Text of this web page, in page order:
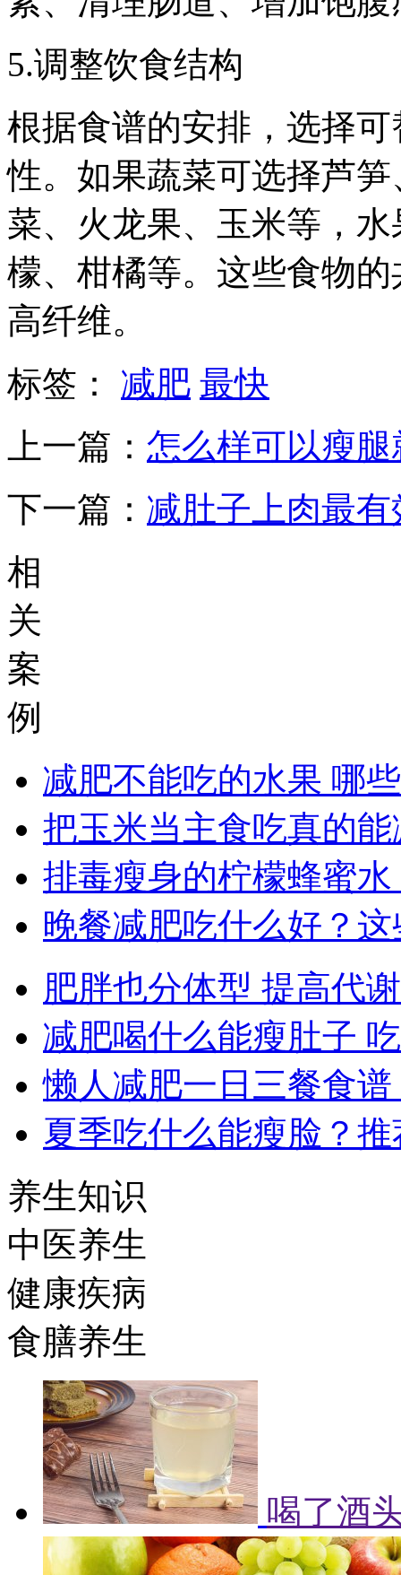
5.调整饮食结构
根据食谱的安排，选择
性。如果蔬菜可选择芦
菜、火龙果、玉米等，
檬、柑橘等。这些食物
高纤维。
标签： 减肥 最快
上一篇： 怎么样可以瘦腿
下一篇： 减肚子上肉最有
相
关
案
例
减肥不能吃的水果 哪
把玉米当主食吃真的
排毒瘦身的柠檬蜂蜜
晚餐减肥吃什么好？
肥胖也分体型 提高代
减肥喝什么能瘦肚子
懒人减肥一日三餐食
夏季吃什么能瘦脸？
养生知识
中医养生
健康疾病
食膳养生
喝了酒